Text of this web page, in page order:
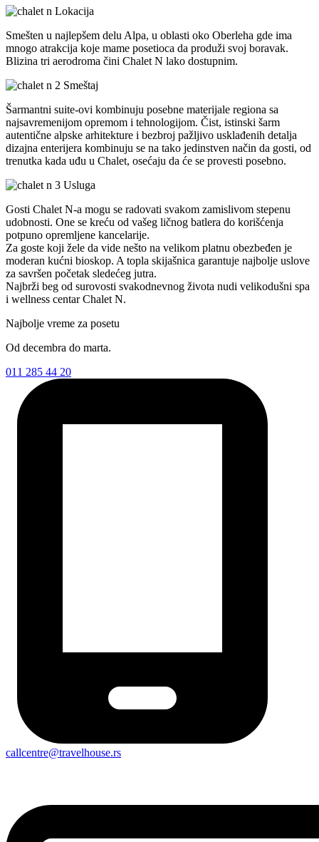
Lokacija
Smešten u najlepšem delu Alpa, u oblasti oko Oberleha gde ima
mnogo atrakcija koje mame posetioca da produži svoj boravak.
Blizina tri aerodroma čini Chalet N lako dostupnim.
Smeštaj
Šarmantni suite-ovi kombinuju posebne materijale regiona sa
najsavremenijom opremom i tehnologijom. Čist, istinski šarm
autentične alpske arhitekture i bezbroj pažljivo usklađenih detalja
dizajna enterijera kombinuju se na tako jedinstven način da gosti, od
trenutka kada uđu u Chalet, osećaju da će se provesti posebno.
Usluga
Gosti Chalet N-a mogu se radovati svakom zamislivom stepenu
udobnosti. One se kreću od vašeg ličnog batlera do korišćenja
potpuno opremljene kancelarije.
Za goste koji žele da vide nešto na velikom platnu obezbeđen je
moderan kućni bioskop. A topla skijašnica garantuje najbolje uslove
za savršen početak sledećeg jutra.
Najbrži beg od surovosti svakodnevnog života nudi velikodušni spa
i wellness centar Chalet N.
Najbolje vreme za posetu
Od decembra do marta.
011 285 44 20
callcentre@travelhouse.rs